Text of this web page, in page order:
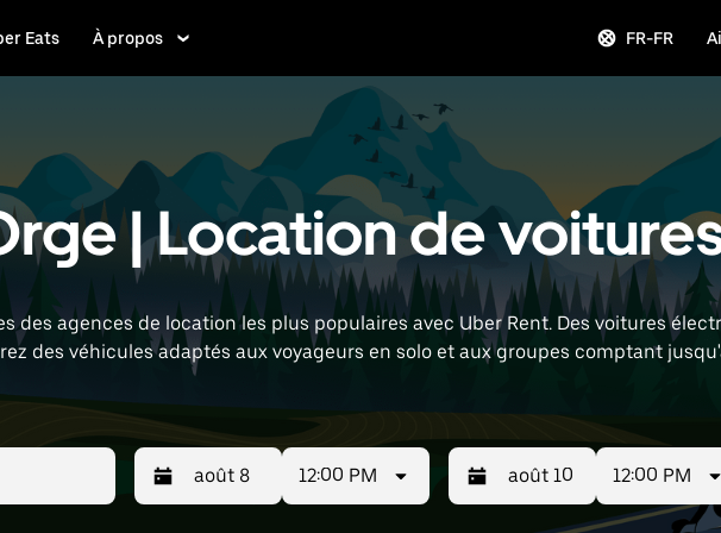
Eats À propos FR-FR
| Location de
des agences de location les plus populaires avec Uber Rent. Des voitures
des véhicules adaptés aux voyageurs en solo et aux groupes comptant
: Paris Orly Airport) pour trouver des voitures de location à proximité.
12:00 PM 12:00 PM